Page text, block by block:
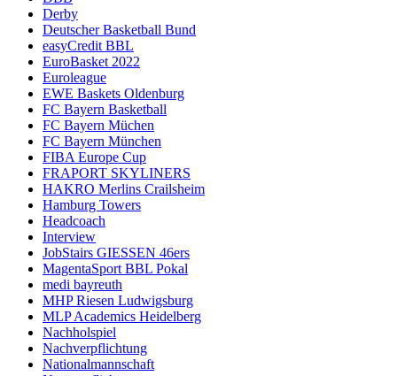
Derby
Deutscher Basketball Bund
easyCredit BBL
EuroBasket 2022
Euroleague
EWE Baskets Oldenburg
FC Bayern Basketball
FC Bayern Müchen
FC Bayern München
FIBA Europe Cup
FRAPORT SKYLINERS
HAKRO Merlins Crailsheim
Hamburg Towers
Headcoach
Interview
JobStairs GIESSEN 46ers
MagentaSport BBL Pokal
medi bayreuth
MHP Riesen Ludwigsburg
MLP Academics Heidelberg
Nachholspiel
Nachverpflichtung
Nationalmannschaft